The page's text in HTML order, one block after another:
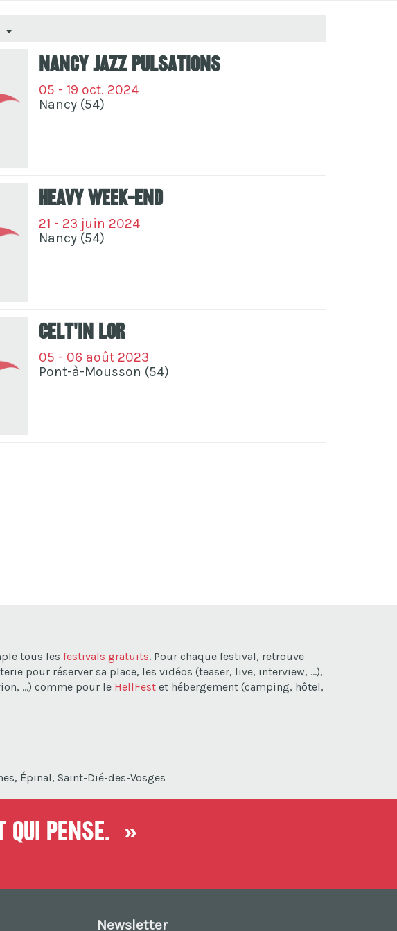
Nancy Jazz Pulsations
05 - 19 oct. 2024
Nancy (54)
Heavy Week-End
21 - 23 juin 2024
Nancy (54)
Celt'in Lor
05 - 06 août 2023
Pont-à-Mousson (54)
tous les festivals gratuits. Pour chaque festival, retrouve
pour réserver sa place, les vidéos (teaser, live, interview, ...),
...) comme pour le HellFest et hébergement (camping, hôtel,
Épinal, Saint-Dié-des-Vosges
qui pense. »
Newsletter